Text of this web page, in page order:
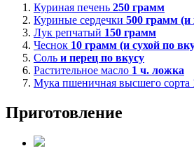
Куриная печень 250 грамм
Куриные сердечки 500 грамм (и
Лук репчатый 150 грамм
Чеснок 10 грамм (и сухой по
Соль и перец по вкусу
Растительное масло 1 ч. ложка
Мука пшеничная высшего сорта
Приготовление